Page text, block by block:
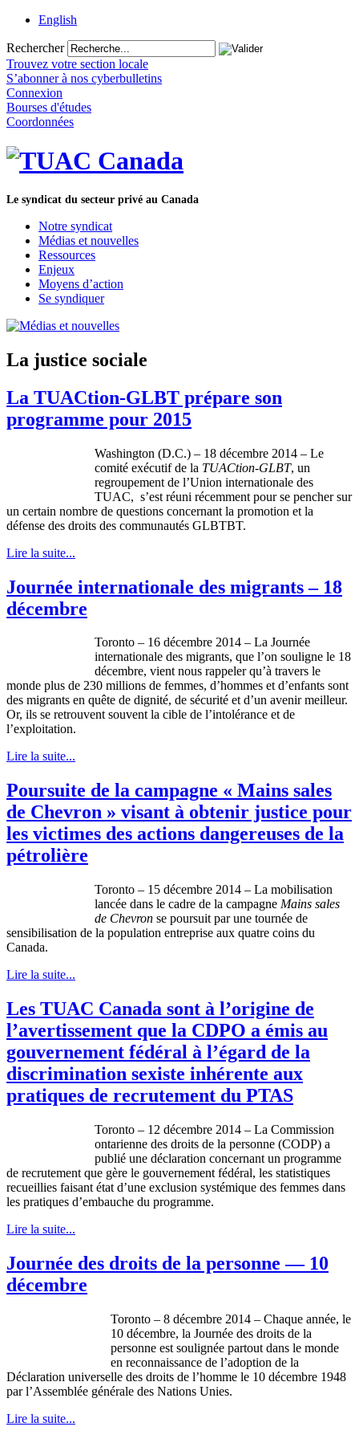
English
Rechercher
Trouvez votre section locale
S’abonner à nos cyberbulletins
Connexion
Bourses d'études
Coordonnées
Le syndicat du secteur privé au Canada
Notre syndicat
Médias et nouvelles
Ressources
Enjeux
Moyens d’action
Se syndiquer
La justice sociale
La TUACtion-GLBT prépare son
programme pour 2015
Washington (D.C.) – 18 décembre 2014 – Le
comité exécutif de la TUACtion-GLBT, un
regroupement de l’Union internationale des
TUAC, s’est réuni récemment pour se pencher sur
un certain nombre de questions concernant la promotion et la
défense des droits des communautés GLBTBT.
Lire la suite...
Journée internationale des migrants – 18
décembre
Toronto – 16 décembre 2014 – La Journée
internationale des migrants, que l’on souligne le 18
décembre, vient nous rappeler qu’à travers le
monde plus de 230 millions de femmes, d’hommes et d’enfants sont
des migrants en quête de dignité, de sécurité et d’un avenir meilleur.
Or, ils se retrouvent souvent la cible de l’intolérance et de
l’exploitation.
Lire la suite...
Poursuite de la campagne « Mains sales
de Chevron » visant à obtenir justice pour
les victimes des actions dangereuses de la
pétrolière
Toronto – 15 décembre 2014 – La mobilisation
lancée dans le cadre de la campagne Mains sales
de Chevron se poursuit par une tournée de
sensibilisation de la population entreprise aux quatre coins du
Canada.
Lire la suite...
Les TUAC Canada sont à l’origine de
l’avertissement que la CDPO a émis au
gouvernement fédéral à l’égard de la
discrimination sexiste inhérente aux
pratiques de recrutement du PTAS
Toronto – 12 décembre 2014 – La Commission
ontarienne des droits de la personne (CODP) a
publié une déclaration concernant un programme
de recrutement que gère le gouvernement fédéral, les statistiques
recueillies faisant état d’une exclusion systémique des femmes dans
les pratiques d’embauche du programme.
Lire la suite...
Journée des droits de la personne — 10
décembre
Toronto – 8 décembre 2014 – Chaque année, le
10 décembre, la Journée des droits de la
personne est soulignée partout dans le monde
en reconnaissance de l’adoption de la
Déclaration universelle des droits de l’homme le 10 décembre 1948
par l’Assemblée générale des Nations Unies.
Lire la suite...